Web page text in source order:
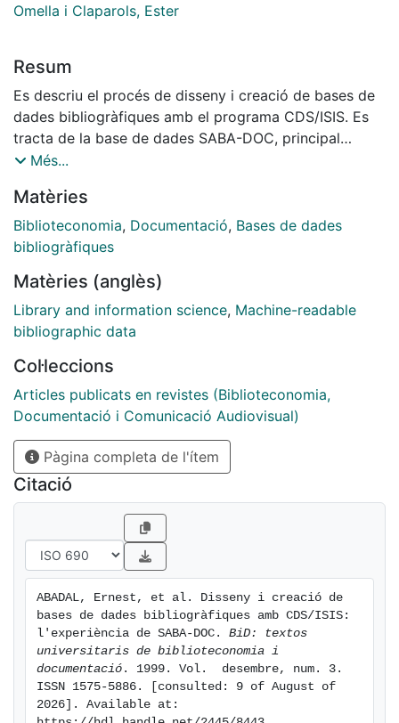
Omella i Claparols, Ester
Resum
Es descriu el procés de disseny i creació de bases de
dades bibliogràfiques amb el programa CDS/ISIS. Es
tracta de la base de dades SABA-DOC, principal
producte del projecte Centres de Documentació i
conté referències bibliogràfiques dels fons
documentals de diverses entitats de Sabadell i els
registres referits a Sabadell provinents de la base de
UAB. Es comenten aspectes de l'estructura de la base
de dades, del seu manteniment i de la interfície de
consulta des del web. S'hi inclou també una primera
Més...
Matèries
Biblioteconomia, Documentació, Bases de dades
bibliogràfiques
Matèries (anglès)
Library and information science, Machine-readable
bibliographic data
Col·leccions
Articles publicats en revistes (Biblioteconomia,
Documentació i Comunicació Audiovisual)
Pàgina completa de l'ítem
Citació
ABADAL, Ernest, et al. Disseny i creació de
bases de dades bibliogràfiques amb CDS/ISIS:
l'experiència de SABA-DOC. BiD: textos
universitaris de biblioteconomia i
documentació . 1999. Vol.  desembre, num. 3.
ISSN 1575-5886. [consulted: 9 of August of
2026]. Available at: